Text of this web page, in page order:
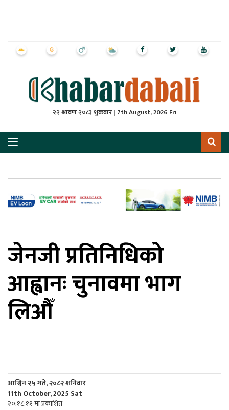
२२ श्रावण २०८३ शुक्रबार | 7th August, 2026 Fri
जेनजी प्रतिनिधिको
आह्वानः चुनावमा भाग
लिऔँ
आश्विन २५ गते, २०८२ शनिवार
11th October, 2025 Sat
२०:१८:११ मा प्रकाशित